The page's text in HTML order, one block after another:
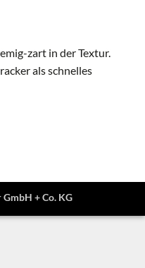
zart in der Textur.
als schnelles
+ Co. KG